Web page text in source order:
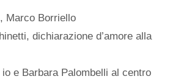
, Marco Borriello
dichiarazione d’amore alla
e Barbara Palombelli al centro